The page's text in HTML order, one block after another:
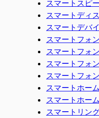
スマートスピ
スマートディ
スマートデバ
スマートフォン
スマートフォ
スマートフォ
スマートフォ
スマートホーム
スマートホー
スマートリン